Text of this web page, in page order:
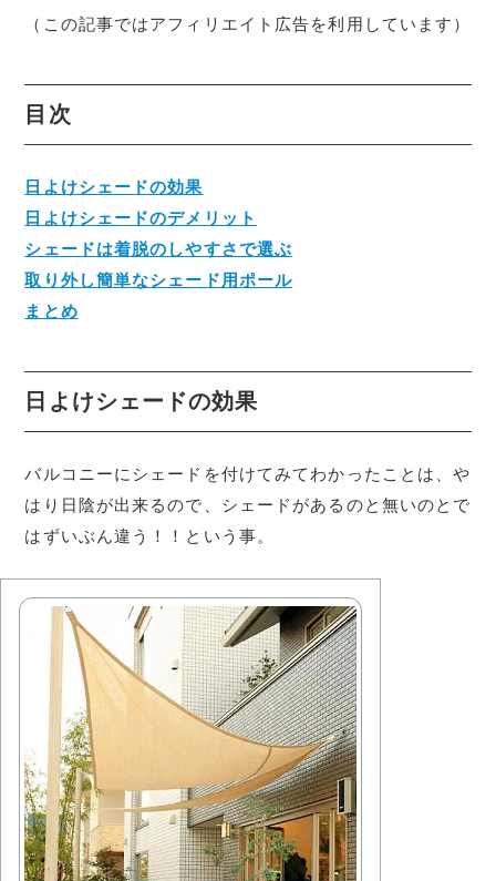
（この記事ではアフィリエイト広告を利用しています）
目次
日よけシェードの効果
日よけシェードのデメリット
シェードは着脱のしやすさで選ぶ
取り外し簡単なシェード用ポール
まとめ
日よけシェードの効果
バルコニーにシェードを付けてみてわかったことは、や
はり日陰が出来るので、シェードがあるのと無いのとで
はずいぶん違う！！という事。